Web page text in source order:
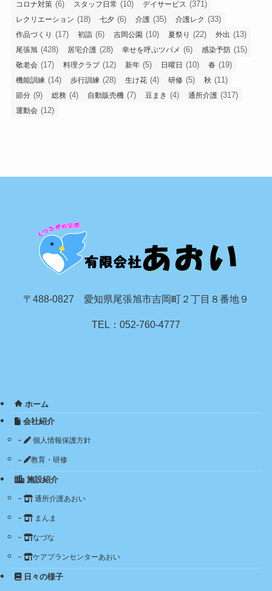
コロナ対策 (6) スタッフ日常 (10) デイサービス (371)
レクリエーション (18) 七夕 (6) 介護 (35) 介護レク (33)
作品づくり (17) 初詣 (6) 吉岡公園 (10) 夏祭り (22) 外出 (13)
尾張旭 (428) 居宅介護 (28) 幸せを呼ぶツバメ (6) 感染予防 (15)
敬老会 (17) 料理クラブ (12) 新年 (5) 日曜日 (10) 春 (19)
機能訓練 (14) 歩行訓練 (28) 生け花 (4) 研修 (5) 秋 (11)
節分 (9) 総務 (4) 自動販売機 (7) 豆まき (4) 通所介護 (317)
運動会 (12)
〒488-0827 愛知県尾張旭市吉岡町２丁目８番地９
TEL：052-760-4777
ホーム
会社紹介
個人情報保護方針
教育・研修
施設紹介
通所介護あおい
まんま
なづな
ケアプランセンターあおい
日々の様子